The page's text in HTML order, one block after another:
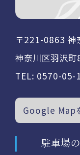
〒221-0863 神
神奈川区羽沢町
TEL: 0570-05-
Google Map
駐車場